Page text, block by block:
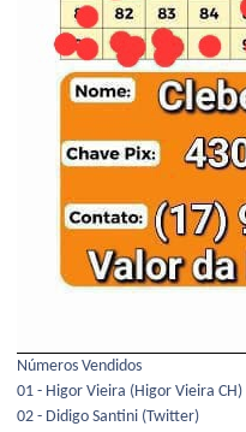
Números Vendidos
01 - Higor Vieira (Higor Vieira CH)
02 - Didigo Santini (Twitter)